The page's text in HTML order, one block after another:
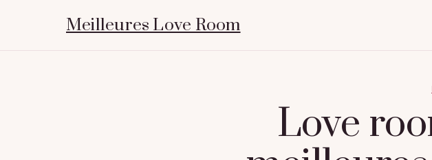
Meilleures Love Room
Love